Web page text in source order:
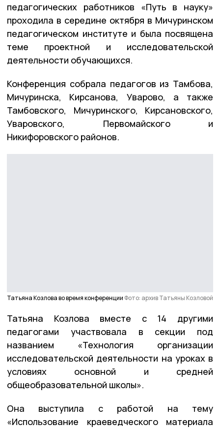
педагогических работников «Путь в науку»
проходила в середине октября в Мичуринском
педагогическом институте и была посвящена
теме проектной и исследовательской
деятельности обучающихся.
Конференция собрала педагогов из Тамбова,
Мичуринска, Кирсанова, Уварово, а также
Тамбовского, Мичуринского, Кирсановского,
Уваровского, Первомайского и
Никифоровского районов.
Татьяна Козлова во время конференции Фото: архив Татьяны Козловой
Татьяна Козлова вместе с 14 другими
педагогами участвовала в секции под
названием «Технология организации
исследовательской деятельности на уроках в
условиях основной и средней
общеобразовательной школы».
Она выступила с работой на тему
«Использование краеведческого материала